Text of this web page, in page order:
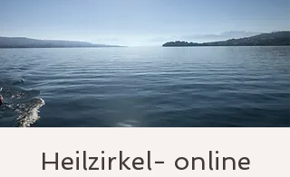
Heilzirkel- online